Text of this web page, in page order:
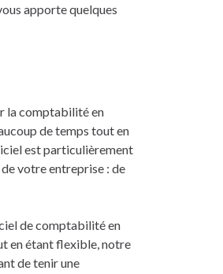
apporte quelques
la comptabilité en
de temps tout en
est particulièrement
votre entreprise : de
de comptabilité en
en étant flexible, notre
de tenir une